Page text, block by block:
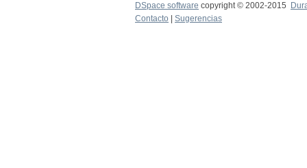
DSpace software copyright © 2002-2015
Contacto
Sugerencias